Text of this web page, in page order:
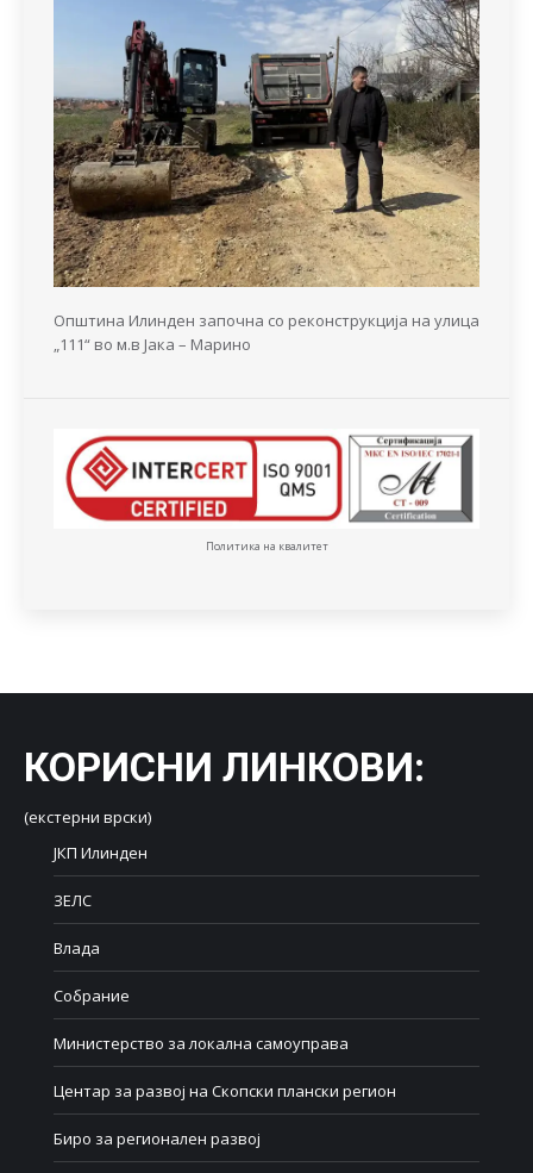
Општина Илинден започна со реконструкција на улица
„111“ во м.в Јака – Марино
Политика на квалитет
КОРИСНИ ЛИНКОВИ:
(екстерни врски)
ЈКП Илинден
ЗЕЛС
Влада
Собрание
Министерство за локална самоуправа
Центар за развој на Скопски плански регион
Биро за регионален развој